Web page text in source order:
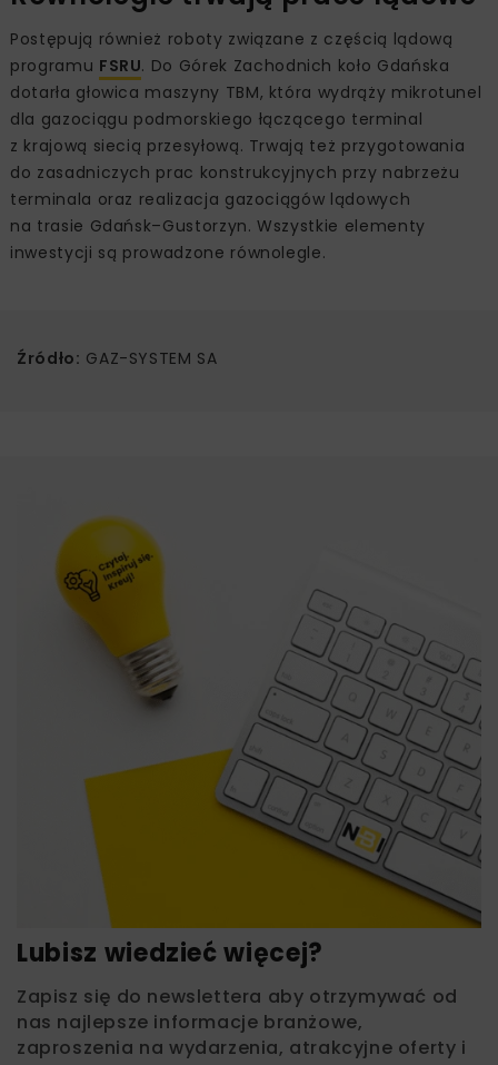
Postępują również roboty związane z częścią lądową
programu FSRU. Do Górek Zachodnich koło Gdańska
dotarła głowica maszyny TBM, która wydrąży mikrotunel
dla gazociągu podmorskiego łączącego terminal
z krajową siecią przesyłową. Trwają też przygotowania
do zasadniczych prac konstrukcyjnych przy nabrzeżu
terminala oraz realizacja gazociągów lądowych
na trasie Gdańsk–Gustorzyn. Wszystkie elementy
inwestycji są prowadzone równolegle.
Źródło: GAZ-SYSTEM SA
Lubisz wiedzieć więcej?
Zapisz się do newslettera aby otrzymywać od
nas najlepsze informacje branżowe,
zaproszenia na wydarzenia, atrakcyjne oferty i